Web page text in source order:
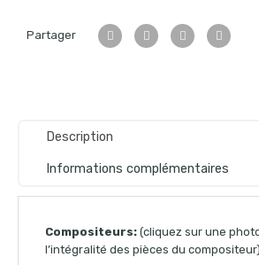
Partager
Description
Informations complémentaires
Compositeurs: (cliquez sur une
l’intégralité des pièces du compositeur)